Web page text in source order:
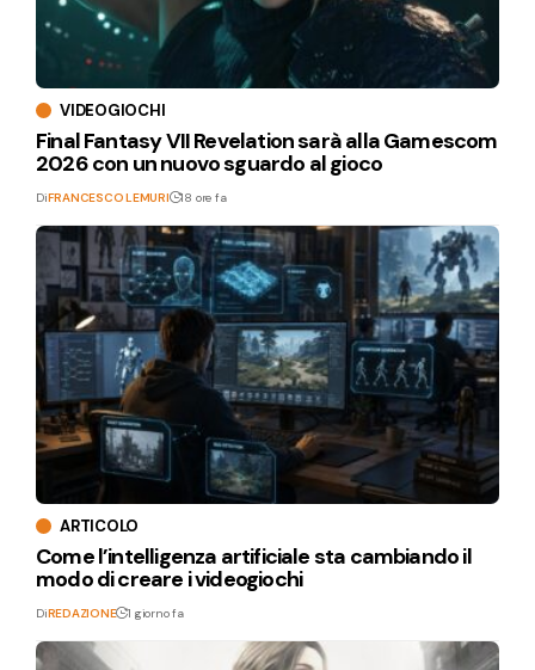
VIDEOGIOCHI
Final Fantasy VII Revelation sarà alla Gamescom
2026 con un nuovo sguardo al gioco
DiFRANCESCO LEMURI 18 ore fa
ARTICOLO
Come l’intelligenza artificiale sta cambiando il
modo di creare i videogiochi
DiREDAZIONE 1 giorno fa